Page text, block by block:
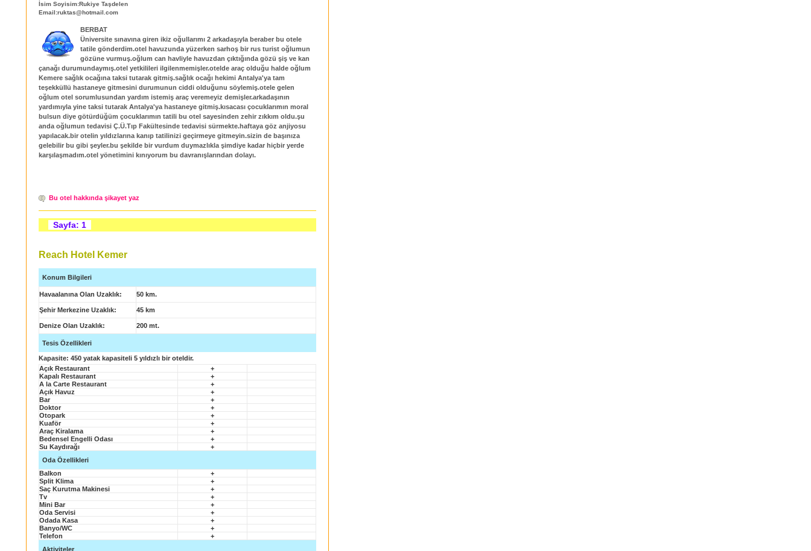
İsim Soyisim:Rukiye Taşdelen
Email:ruktas@hotmail.com
BERBAT
Üniversite sınavına giren ikiz oğullarımı 2 arkadaşıyla beraber bu otele
tatile gönderdim.otel havuzunda yüzerken sarhoş bir rus turist oğlumun
gözüne vurmuş.oğlum can havliyle havuzdan çıktığında gözü şiş ve kan
çanağı durumundaymış.otel yetkilileri ilgilenmemişler.otelde araç olduğu halde oğlum
Kemere sağlık ocağına taksi tutarak gitmiş.sağlık ocağı hekimi Antalya'ya tam
teşekküllü hastaneye gitmesini durumunun ciddi olduğunu söylemiş.otele gelen
oğlum otel sorumlusundan yardım istemiş araç veremeyiz demişler.arkadaşının
yardımıyla yine taksi tutarak Antalya'ya hastaneye gitmiş.kısacası çocuklarımın moral
bulsun diye götürdüğüm çocuklarımın tatili bu otel sayesinden zehir zıkkım oldu.şu
anda oğlumun tedavisi Ç.Ü.Tıp Fakültesinde tedavisi sürmekte.haftaya göz anjiyosu
yapılacak.bir otelin yıldızlarına kanıp tatilinizi geçirmeye gitmeyin.sizin de başınıza
gelebilir bu gibi şeyler.bu şekilde bir vurdum duymazlıkla şimdiye kadar hiçbir yerde
karşılaşmadım.otel yönetimini kınıyorum bu davranışlarından dolayı.
Bu otel hakkında şikayet yaz
Sayfa: 1
Reach Hotel Kemer
Konum Bilgileri
Havaalanına Olan Uzaklık: 50 km.
Şehir Merkezine Uzaklık: 45 km
Denize Olan Uzaklık: 200 mt.
Tesis Özellikleri
Kapasite: 450 yatak kapasiteli 5 yıldızlı bir oteldir.
Açık Restaurant
+
Kapalı Restaurant
+
A la Carte Restaurant
+
Açık Havuz
+
Bar
+
Doktor
+
Otopark
+
Kuaför
+
Araç Kiralama
+
Bedensel Engelli Odası
+
Su Kaydırağı
+
Oda Özellikleri
Balkon
+
Split Klima
+
Saç Kurutma Makinesi
+
Tv
+
Mini Bar
+
Oda Servisi
+
Odada Kasa
+
Banyo/WC
+
Telefon
+
Aktiviteler